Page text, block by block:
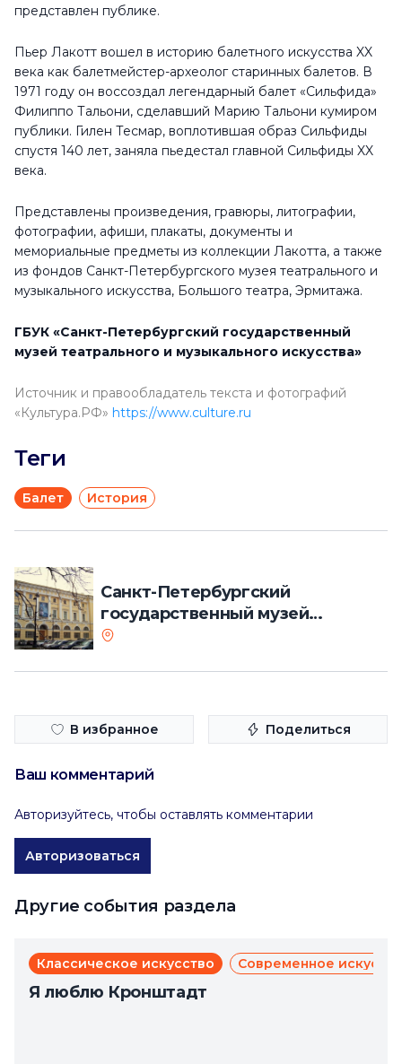
представлен публике.
Пьер Лакотт вошел в историю балетного искусства XX
века как балетмейстер-археолог старинных балетов. В
1971 году он воссоздал легендарный балет «Сильфида»
Филиппо Тальони, сделавший Марию Тальони кумиром
публики. Гилен Тесмар, воплотившая образ Сильфиды
спустя 140 лет, заняла пьедестал главной Сильфиды XX
века.
Представлены произведения, гравюры, литографии,
фотографии, афиши, плакаты, документы и
мемориальные предметы из коллекции Лакотта, а также
из фондов Санкт-Петербургского музея театрального и
музыкального искусства, Большого театра, Эрмитажа.
ГБУК «Санкт-Петербургский государственный
музей театрального и музыкального искус­ства»
Источник и правообладатель текста и фотографий
«Культура.РФ» https://www.culture.ru
Теги
Балет История
Санкт-Петербургский
государственный музей
театрального и музыкального
В избранное Поделиться
Ваш комментарий
Авторизуйтесь, чтобы оставлять комментарии
Авторизоваться
Другие события раздела
Классическое искусство Современное
Я люблю Кронштадт